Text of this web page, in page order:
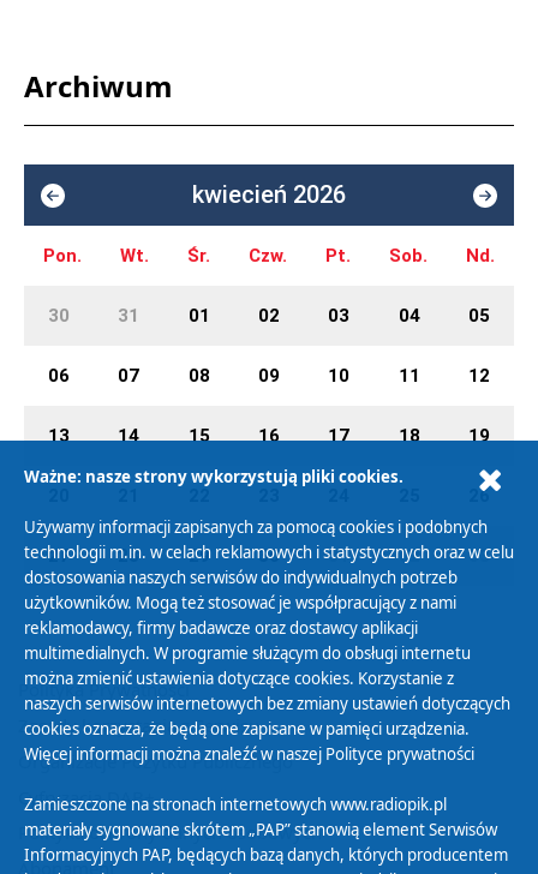
Archiwum
kwiecień 2026
Pon. Wt. Śr. Czw. Pt. Sob. Nd.
30 31 01 02 03 04 05
06 07 08 09 10 11 12
13 14 15 16 17 18 19
26
27 28 29 30 01 02 03
Polityka Prywatności
Zasady korzystania z Serwisu
Organizacje Pożytku Publicznego
Cyfryzacja DAB+
Polityka ochrony danych osobowych
Abonament
Ważne: nasze strony wykorzystują pliki cookies.
Używamy informacji zapisanych za pomocą cookies i podobnych
technologii m.in. w celach reklamowych i statystycznych oraz w celu
dostosowania naszych serwisów do indywidualnych potrzeb
użytkowników. Mogą też stosować je współpracujący z nami
reklamodawcy, firmy badawcze oraz dostawcy aplikacji
multimedialnych. W programie służącym do obsługi internetu
można zmienić ustawienia dotyczące cookies. Korzystanie z
naszych serwisów internetowych bez zmiany ustawień dotyczących
cookies oznacza, że będą one zapisane w pamięci urządzenia.
Więcej informacji można znaleźć w naszej Polityce prywatności
Zamieszczone na stronach internetowych www.radiopik.pl
materiały sygnowane skrótem „PAP” stanowią element Serwisów
Informacyjnych PAP, będących bazą danych, których producentem